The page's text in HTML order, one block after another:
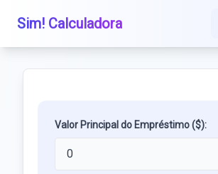
Sim! Calculadora
Valor Principal do Empréstimo ($):